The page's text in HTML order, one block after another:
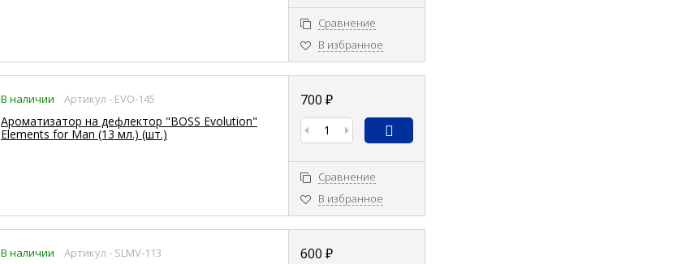
Сравнение
В избранное
В наличии Артикул - EVO-145
Ароматизатор на дефлектор "BOSS Evolution"
Elements for Man (13 мл.) (шт.)
700 ₽
Сравнение
В избранное
В наличии Артикул - SLMV-113 600 ₽